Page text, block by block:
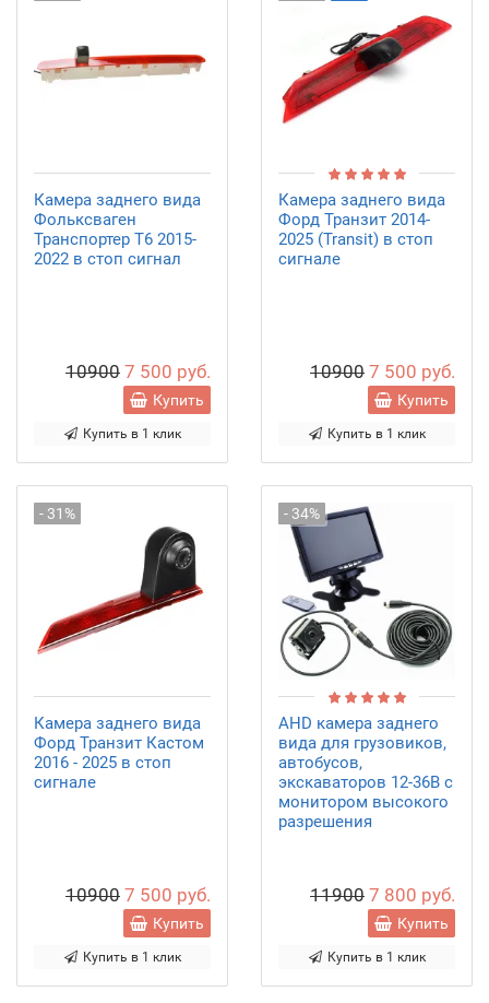
Камера заднего вида
Фольксваген
Транспортер T6 2015-
2022 в стоп сигнал
10900 7 500 руб.
Купить
Купить в 1 клик
Камера заднего вида
Форд Транзит 2014-
2025 (Transit) в стоп
сигнале
10900 7 500 руб.
Купить
Купить в 1 клик
- 31%
Камера заднего вида
Форд Транзит Кастом
2016 - 2025 в стоп
сигнале
10900 7 500 руб.
Купить
Купить в 1 клик
- 34%
AHD камера заднего
вида для грузовиков,
автобусов,
экскаваторов 12-36В с
монитором высокого
разрешения
11900 7 800 руб.
Купить
Купить в 1 клик